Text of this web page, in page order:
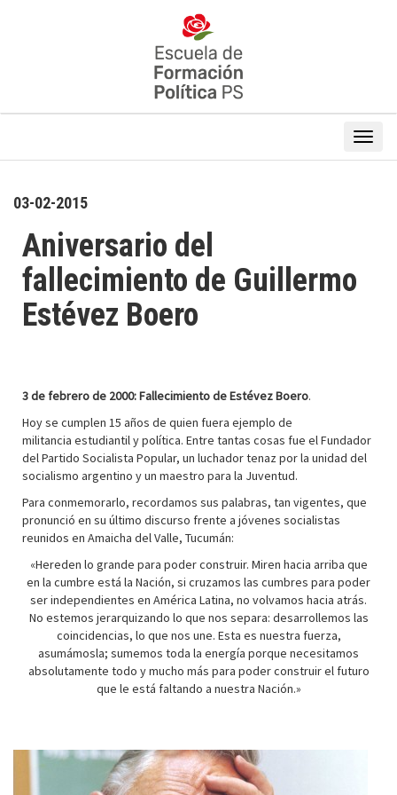
03-02-2015
Aniversario del
fallecimiento de Guillermo
Estévez Boero
3 de febrero de 2000: Fallecimiento de Estévez Boero.
Hoy se cumplen 15 años de quien fuera ejemplo de
militancia estudiantil y política. Entre tantas cosas fue el Fundador
del Partido Socialista Popular, un luchador tenaz por la unidad del
socialismo argentino y un maestro para la Juventud.
Para conmemorarlo, recordamos sus palabras, tan vigentes, que
pronunció en su último discurso frente a jóvenes socialistas
reunidos en Amaicha del Valle, Tucumán:
«Hereden lo grande para poder construir. Miren hacia arriba que
en la cumbre está la Nación, si cruzamos las cumbres para poder
ser independientes en América Latina, no volvamos hacia atrás.
No estemos jerarquizando lo que nos separa: desarrollemos las
coincidencias, lo que nos une. Esta es nuestra fuerza,
asumámosla; sumemos toda la energía porque necesitamos
absolutamente todo y mucho más para poder construir el futuro
que le está faltando a nuestra Nación.»